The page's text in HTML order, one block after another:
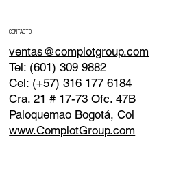
CONTACTO
ventas@complotgroup.com
Tel: (601) 309 9882
Cel: (+57) 316 177 6184
Cra. 21 # 17-73 Ofc. 47B
Paloquemao Bogotá, Col
www.ComplotGroup.com